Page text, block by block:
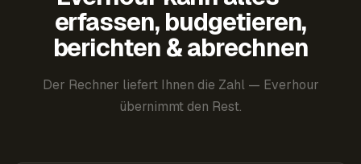
erfassen, budgetieren,
berichten & abrechnen
Der Rechner liefert Ihnen die Zahl — Everhour
übernimmt den Rest.